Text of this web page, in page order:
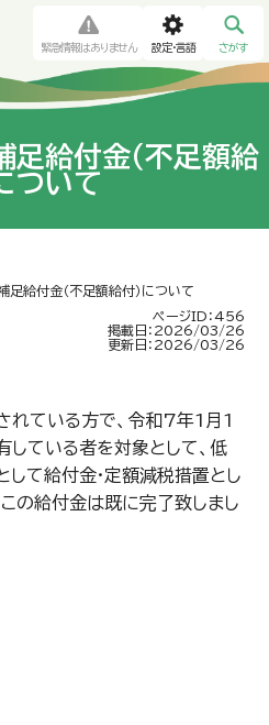
緊急情報はありません 設定・言語 さがす
足給付金（不足額給
ついて
足給付金（不足額給付）について
ページID：456
掲載日：2026/03/26
更新日：2026/03/26
れている方で、令和7年1月1
ている者を対象として、低
して給付金·定額減税措置とし
の給付金は既に完了致しまし